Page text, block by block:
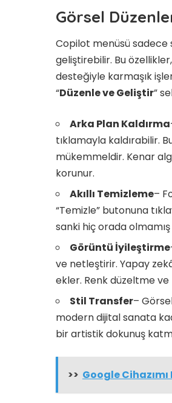
Görsel
Copilot menüsü sadece
geliştirebilir. Bu
desteğiyle karmaşık
“Düzenle ve Geliştir”
Arka Plan Kaldırma
tıklamayla kaldırabilir.
mükemmeldir. Kenar
korunur.
Akıllı Temizleme–
“Temizle” butonuna
sanki hiç orada
Görüntü İyileştirme
ve netleştirir. Yapay
ekler. Renk düzeltme
Stil Transfer–
modern dijital sanata
bir artistik dokunuş
>> Google